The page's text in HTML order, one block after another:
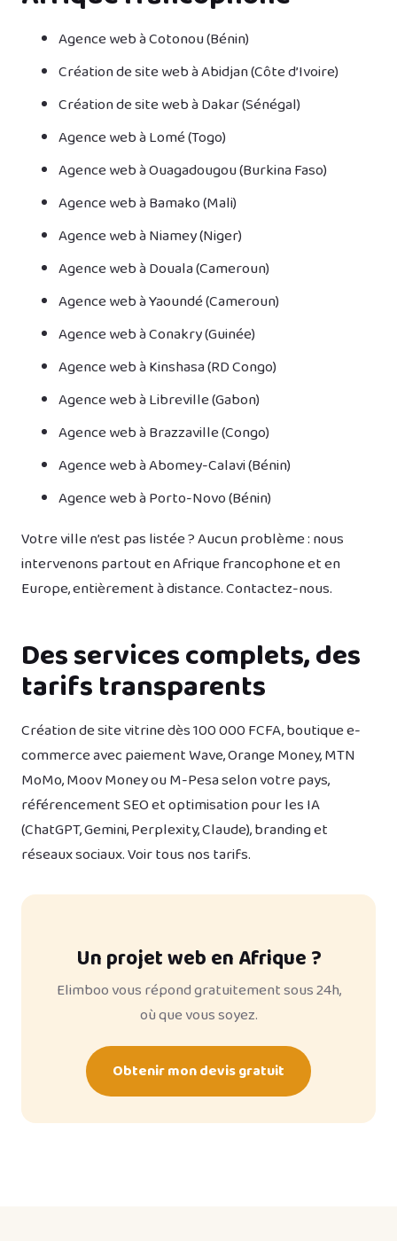
Agence web à Cotonou (Bénin)
Création de site web à Abidjan (Côte d’Ivoire)
Création de site web à Dakar (Sénégal)
Agence web à Lomé (Togo)
Agence web à Ouagadougou (Burkina Faso)
Agence web à Bamako (Mali)
Agence web à Niamey (Niger)
Agence web à Douala (Cameroun)
Agence web à Yaoundé (Cameroun)
Agence web à Conakry (Guinée)
Agence web à Kinshasa (RD Congo)
Agence web à Libreville (Gabon)
Agence web à Brazzaville (Congo)
Agence web à Abomey-Calavi (Bénin)
Agence web à Porto-Novo (Bénin)
Votre ville n’est pas listée ? Aucun problème : nous
intervenons partout en Afrique francophone et en
Europe, entièrement à distance.Contactez-nous.
Des services complets, des
tarifs transparents
Création desite vitrinedès 100 000 FCFA,boutique e-
commerceavec paiement Wave, Orange Money, MTN
MoMo, Moov Money ou M-Pesa selon votre pays,
référencement SEOet optimisation pour les IA
(ChatGPT, Gemini, Perplexity, Claude),brandinget
réseaux sociaux. Voirtous nos tarifs.
Un projet web en Afrique ?
Elimboo vous répond gratuitement sous 24h,
où que vous soyez.
Obtenir mon devis gratuit